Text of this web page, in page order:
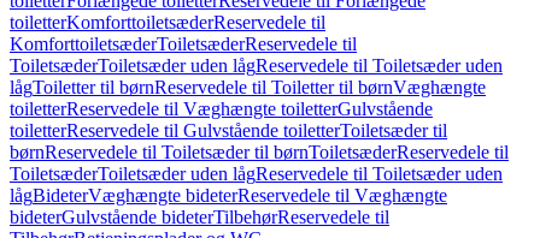
toiletterKomforttoiletsæderReservedele til
KomforttoiletsæderToiletsæderReservedele til
ToiletsæderToiletsæder uden lågReservedele til Toiletsæder uden
lågToiletter til børnReservedele til Toiletter til børnVæghængte
toiletterReservedele til Væghængte toiletterGulvstående
toiletterReservedele til Gulvstående toiletterToiletsæder til
børnReservedele til Toiletsæder til børnToiletsæderReservedele til
ToiletsæderToiletsæder uden lågReservedele til Toiletsæder uden
lågBideterVæghængte bideterReservedele til Væghængte
bideterGulvstående bideterTilbehørReservedele til